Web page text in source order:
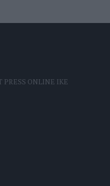
PRESS ONLINE IKE